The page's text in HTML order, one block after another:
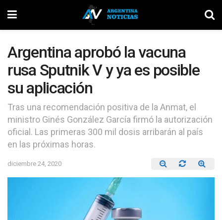
Argentina aprobó la vacuna
rusa Sputnik V y ya es posible
su aplicación
Tras una recomendación positiva de la Anmat, el
ministro Ginés González García firmó la autorización
oficial. Las primeras 300 mil dosis arribarán al país
en las próximas horas.
diciembre 24, 2020